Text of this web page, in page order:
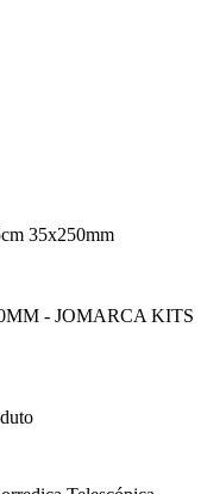
35x250mm
- JOMARCA KITS